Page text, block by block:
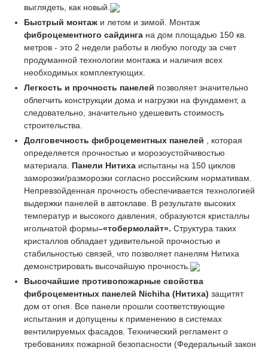
выглядеть, как новый.
Быстрый монтаж и летом и зимой. Монтаж
фиброцементного сайдинга на дом площадью 150 кв.
метров - это 2 недели работы в любую погоду за счет
продуманной технологии монтажа и наличия всех
необходимых комплектующих.
Легкость и прочность панелей позволяет значительно
облегчить конструкции дома и нагрузки на фундамент, а
следовательно, значительно удешевить стоимость
строительства.
Долговечность фиброцементных панелей
, которая
определяется прочностью и морозоустойчивостью
материала. Панели Нитиха испытаны на 150 циклов
заморозки/разморозки согласно российским нормативам.
Непревзойденная прочность обеспечивается технологией
выдержки панелей в автоклаве. В результате высоких
температур и высокого давления, образуются кристаллы
игольчатой формы–«тобермолайт». Структура таких
кристаллов обладает удивительной прочностью и
стабильностью связей, что позволяет панелям Нитиха
демонстрировать высочайшую прочность.
Высочайшие противопожарные свойства
фиброцементных панелей Nichiha (Нитиха) защитят
дом от огня. Все панели прошли соответствующие
испытания и допущены к применению в системах
вентилируемых фасадов. Технический регламент о
требованиях пожарной безопасности (Федеральный закон